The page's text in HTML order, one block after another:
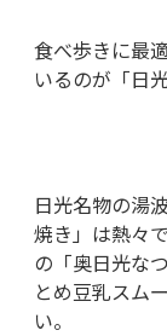
食べ歩きに最
いるのが「日
日光名物の湯
焼き」は熱々
の「奥日光な
とめ豆乳スム
い。